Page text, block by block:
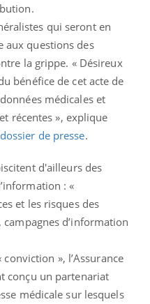
qui seront en
aux questions des
la grippe. « Désireux
bénéfice de cet acte de
médicales et
récentes », explique
dossier de presse.
d'ailleurs des
: «
et les risques des
d’information
», l’Assurance
conçu un partenariat
médicale sur lesquels